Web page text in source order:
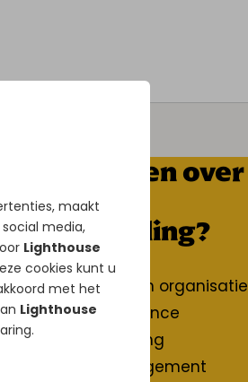
maakt
media,
Lighthouse
cookies kunt u
met het
Lighthouse
Meer weten over
service &
ontwikkeling?
Service visie en organisatie
Service excellence
Service planning
Service management